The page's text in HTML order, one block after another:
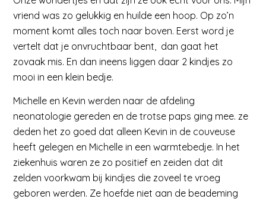
vriend was zo gelukkig en huilde een hoop. Op zo’n
moment komt alles toch naar boven. Eerst word je
vertelt dat je onvruchtbaar bent, dan gaat het
zovaak mis. En dan ineens liggen daar 2 kindjes zo
mooi in een klein bedje.
Michelle en Kevin werden naar de afdeling
neonatologie gereden en de trotse paps ging mee. ze
deden het zo goed dat alleen Kevin in de couveuse
heeft gelegen en Michelle in een warmtebedje. In het
ziekenhuis waren ze zo positief en zeiden dat dit
zelden voorkwam bij kindjes die zoveel te vroeg
geboren werden. Ze hoefde niet aan de beademing